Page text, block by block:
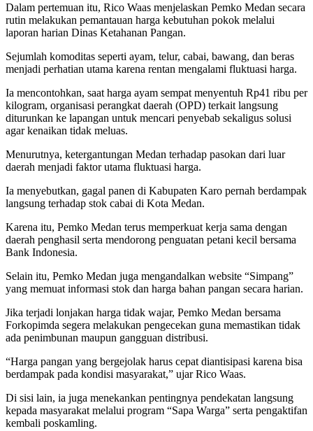
Dalam pertemuan itu, Rico Waas menjelaskan Pemko Medan secara
rutin melakukan pemantauan harga kebutuhan pokok melalui
laporan harian Dinas Ketahanan Pangan.
Sejumlah komoditas seperti ayam, telur, cabai, bawang, dan beras
menjadi perhatian utama karena rentan mengalami fluktuasi harga.
Ia mencontohkan, saat harga ayam sempat menyentuh Rp41 ribu per
kilogram, organisasi perangkat daerah (OPD) terkait langsung
diturunkan ke lapangan untuk mencari penyebab sekaligus solusi
agar kenaikan tidak meluas.
Menurutnya, ketergantungan Medan terhadap pasokan dari luar
daerah menjadi faktor utama fluktuasi harga.
Ia menyebutkan, gagal panen di Kabupaten Karo pernah berdampak
langsung terhadap stok cabai di Kota Medan.
Karena itu, Pemko Medan terus memperkuat kerja sama dengan
daerah penghasil serta mendorong penguatan petani kecil bersama
Bank Indonesia.
Selain itu, Pemko Medan juga mengandalkan website “Simpang”
yang memuat informasi stok dan harga bahan pangan secara harian.
Jika terjadi lonjakan harga tidak wajar, Pemko Medan bersama
Forkopimda segera melakukan pengecekan guna memastikan tidak
ada penimbunan maupun gangguan distribusi.
“Harga pangan yang bergejolak harus cepat diantisipasi karena bisa
berdampak pada kondisi masyarakat,” ujar Rico Waas.
Di sisi lain, ia juga menekankan pentingnya pendekatan langsung
kepada masyarakat melalui program “Sapa Warga” serta pengaktifan
kembali poskamling.